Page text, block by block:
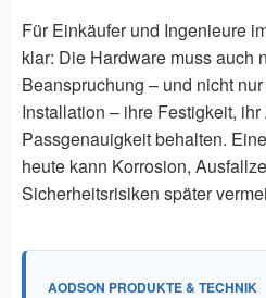
Für Einkäufer und Ingenieure
klar: Die Hardware muss auch
Beanspruchung – und nicht
Installation – ihre Festigkeit,
Passgenauigkeit behalten.
heute kann Korrosion,
Sicherheitsrisiken später
AODSON PRODUKTE & TECHNIK